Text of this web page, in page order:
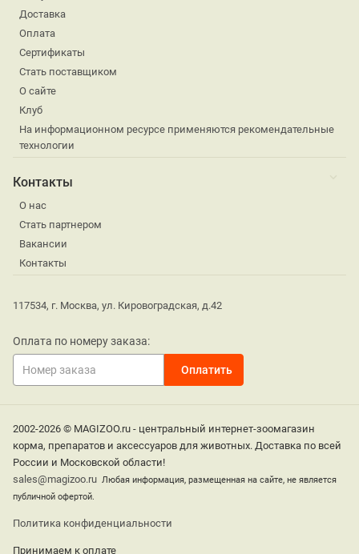
Доставка
Оплата
Сертификаты
Стать поставщиком
О сайте
Клуб
На информационном ресурсе применяются рекомендательные
технологии
Контакты
О нас
Стать партнером
Вакансии
Контакты
117534, г. Москва, ул. Кировоградская, д.42
Оплата по номеру заказа:
2002-2026 © MAGIZOO.ru - центральный интернет-зоомагазин
корма, препаратов и аксессуаров для животных. Доставка по всей
России и Московской области!
sales@magizoo.ru Любая информация, размещенная на сайте, не является
публичной офертой.
Политика конфиденциальности
Принимаем к оплате